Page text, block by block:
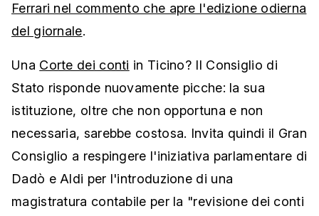
Ferrari nel commento che apre l'edizione odierna
del giornale.
Una Corte dei conti in Ticino? Il Consiglio di
Stato risponde nuovamente picche: la sua
istituzione, oltre che non opportuna e non
necessaria, sarebbe costosa. Invita quindi il Gran
Consiglio a respingere l'iniziativa parlamentare di
Dadò e Aldi per l'introduzione di una
magistratura contabile per la "revisione dei conti